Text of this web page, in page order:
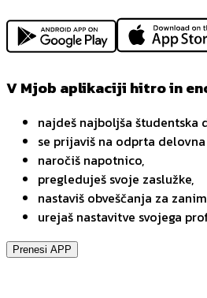
V Mjob aplikaciji hitro in
najdeš najboljša študentska
se prijaviš na odprta
naročiš napotnico,
pregleduješ svoje zaslužke,
nastaviš obveščanja za
urejaš nastavitve svojega
Prenesi APP